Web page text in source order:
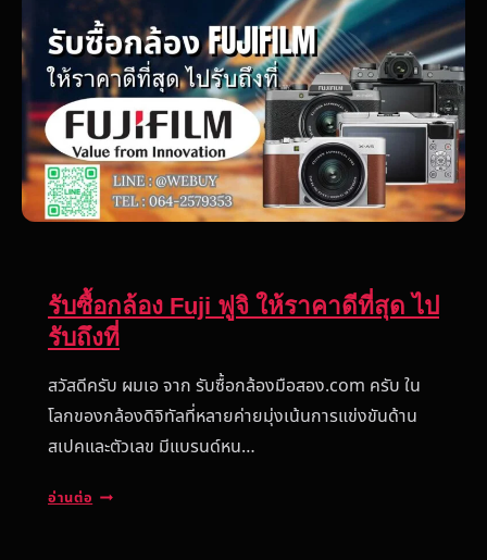
รับซื้อกล้อง Fuji ฟูจิ ให้ราคาดีที่สุด ไป
รับถึงที่
สวัสดีครับ ผมเอ จาก รับซื้อกล้องมือสอง.com ครับ ใน
โลกของกล้องดิจิทัลที่หลายค่ายมุ่งเน้นการแข่งขันด้าน
สเปคและตัวเลข มีแบรนด์หน…
อ่านต่อ